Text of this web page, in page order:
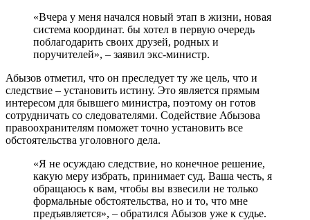
«Вчера у меня начался новый этап в жизни, новая
система координат. бы хотел в первую очередь
поблагодарить своих друзей, родных и
поручителей», – заявил экс-министр.
Абызов отметил, что он преследует ту же цель, что и
следствие – установить истину. Это является прямым
интересом для бывшего министра, поэтому он готов
сотрудничать со следователями. Содействие Абызова
правоохранителям поможет точно установить все
обстоятельства уголовного дела.
«Я не осуждаю следствие, но конечное решение,
какую меру избрать, принимает суд. Ваша честь, я
обращаюсь к вам, чтобы вы взвесили не только
формальные обстоятельства, но и то, что мне
предъявляется», – обратился Абызов уже к судье.